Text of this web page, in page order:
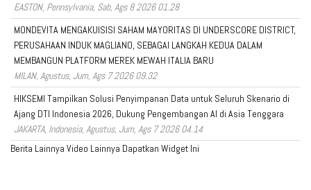
EASTON, Pennsylvania, Sab, Ags 8 2026 01.28
MONDEVITA MENGAKUISISI SAHAM MAYORITAS DI UNDERSCORE DISTRICT,
PERUSAHAAN INDUK MAGLIANO, SEBAGAI LANGKAH KEDUA DALAM
MEMBANGUN PLATFORM MEREK MEWAH ITALIA BARU
MILAN, Agustus, Jum, Ags 7 2026 09.32
HIKSEMI Tampilkan Solusi Penyimpanan Data untuk Seluruh Skenario di
Ajang DTI Indonesia 2026, Dukung Pengembangan AI di Asia Tenggara
JAKARTA, Indonesia, Agustus, Jum, Ags 7 2026 04.14
Berita Lainnya Video Lainnya Dapatkan Widget Ini